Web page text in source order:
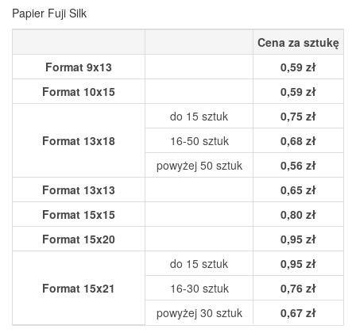
Papier Fuji Silk
Cena za sztukę
Format 9x13
0,59 zł
Format 10x15
0,59 zł
Format 13x18
do 15 sztuk
0,75 zł
16-50 sztuk
0,68 zł
powyżej 50 sztuk
0,56 zł
Format 13x13
0,65 zł
Format 15x15
0,80 zł
Format 15x20
0,95 zł
Format 15x21
do 15 sztuk
0,95 zł
16-30 sztuk
0,76 zł
powyżej 30 sztuk
0,67 zł